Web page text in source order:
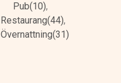
Pub(10),
Restaurang(44),
Övernattning(31)